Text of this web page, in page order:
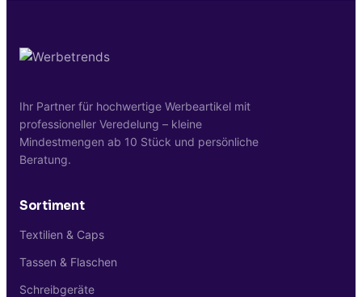
Ihr Partner für hochwertige Werbeartikel mit
professioneller Veredelung – kleine
Mindestmengen ab 10 Stück und persönliche
Beratung.
Sortiment
Textilien & Caps
Tassen & Flaschen
Schreibgeräte